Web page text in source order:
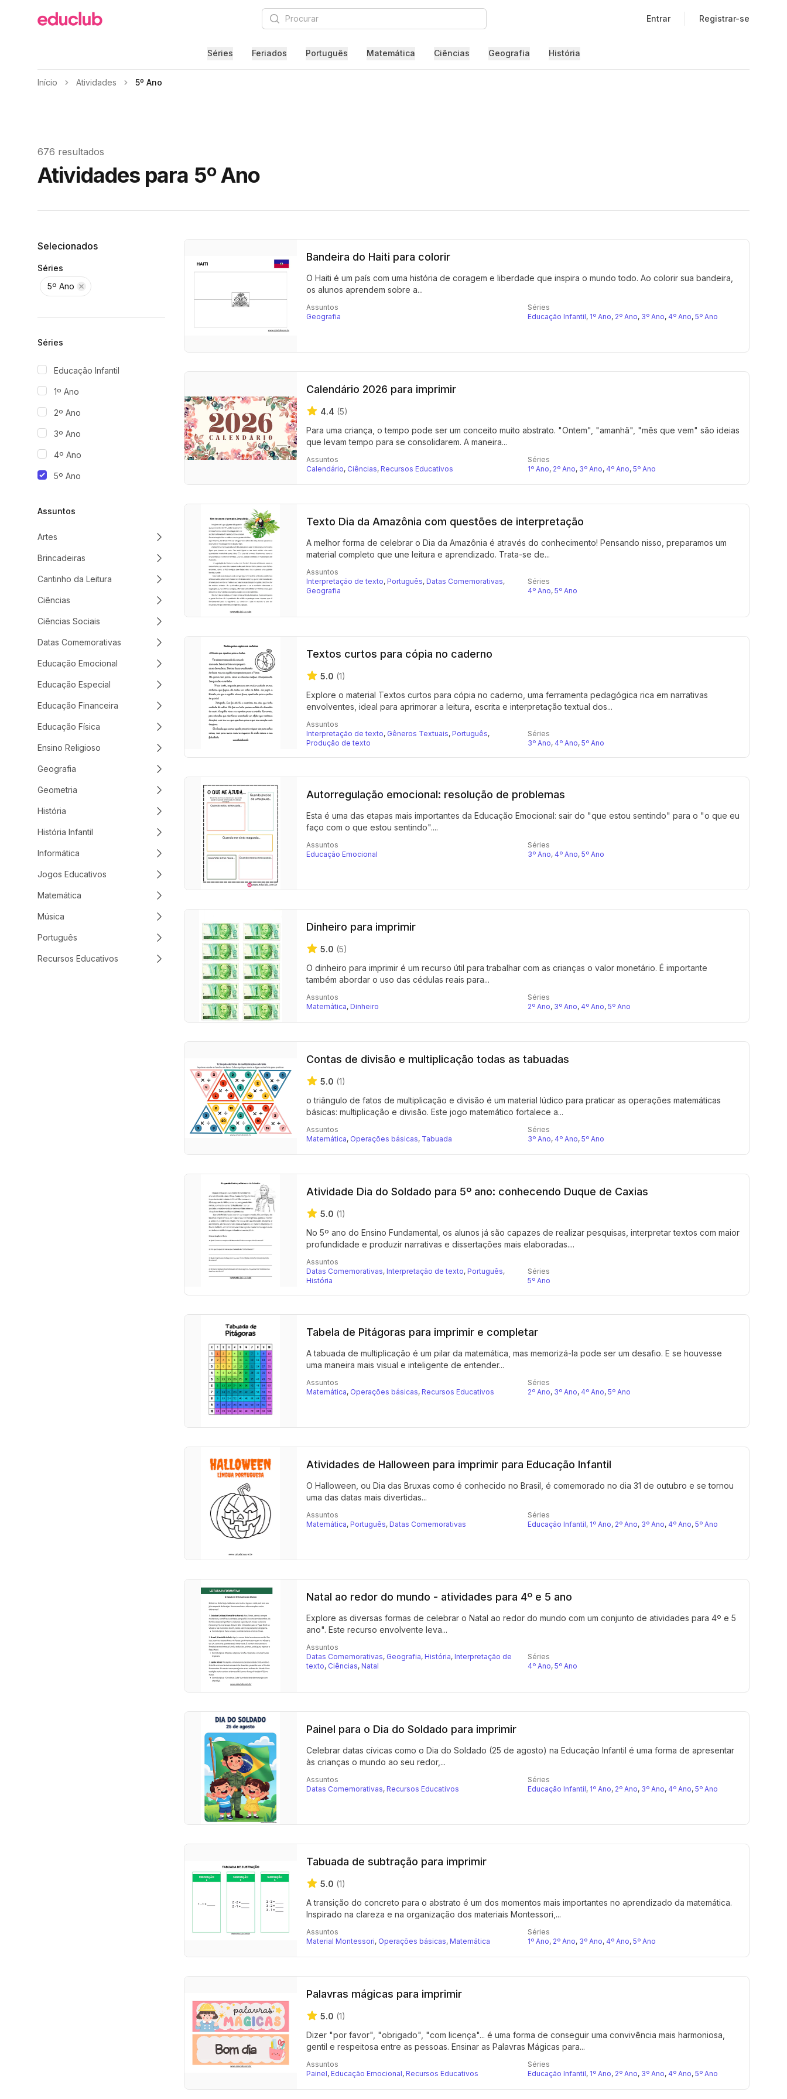
Educlub Procurar Entrar Registrar-se
Séries Feriados Português Matemática Ciências Geografia História
Início Atividades 5º Ano
676 resultados
Atividades para 5º Ano
Filtros
Selecionados
Séries
5º Ano
Séries
Educação Infantil
1º Ano
2º Ano
3º Ano
4º Ano
5º Ano
Assuntos
Artes
Brincadeiras
Cantinho da Leitura
Ciências
Ciências Sociais
Datas Comemorativas
Educação Emocional
Educação Especial
Educação Financeira
Educação Física
Ensino Religioso
Geografia
Geometria
História
História Infantil
Informática
Jogos Educativos
Matemática
Música
Português
Recursos Educativos
Bandeira do Haiti para colorir
O Haiti é um país com uma história de coragem e liberdade que inspira o mundo todo. Ao colorir sua bandeira,
os alunos aprendem sobre a...
Assuntos
Geografia
Séries
Educação Infantil, 1º Ano, 2º Ano, 3º Ano, 4º Ano, 5º Ano
Calendário 2026 para imprimir
4.4 (5)
Para uma criança, o tempo pode ser um conceito muito abstrato. "Ontem", "amanhã", "mês que vem" são ideias
que levam tempo para se consolidarem. A maneira...
Assuntos
Calendário, Ciências, Recursos Educativos
Séries
1º Ano, 2º Ano, 3º Ano, 4º Ano, 5º Ano
Texto Dia da Amazônia com questões de interpretação
A melhor forma de celebrar o Dia da Amazônia é através do conhecimento! Pensando nisso, preparamos um
material completo que une leitura e aprendizado. Trata-se de...
Assuntos
Interpretação de texto, Português, Datas Comemorativas,
Geografia
Séries
4º Ano, 5º Ano
Textos curtos para cópia no caderno
5.0 (1)
Explore o material Textos curtos para cópia no caderno, uma ferramenta pedagógica rica em narrativas
envolventes, ideal para aprimorar a leitura, escrita e interpretação textual dos...
Assuntos
Interpretação de texto, Gêneros Textuais, Português,
Produção de texto
Séries
3º Ano, 4º Ano, 5º Ano
Autorregulação emocional: resolução de problemas
Esta é uma das etapas mais importantes da Educação Emocional: sair do "que estou sentindo" para o "o que eu
faço com o que estou sentindo"....
Assuntos
Educação Emocional
Séries
3º Ano, 4º Ano, 5º Ano
Dinheiro para imprimir
5.0 (5)
O dinheiro para imprimir é um recurso útil para trabalhar com as crianças o valor monetário. É importante
também abordar o uso das cédulas reais para...
Assuntos
Matemática, Dinheiro
Séries
2º Ano, 3º Ano, 4º Ano, 5º Ano
Contas de divisão e multiplicação todas as tabuadas
5.0 (1)
o triângulo de fatos de multiplicação e divisão é um material lúdico para praticar as operações matemáticas
básicas: multiplicação e divisão. Este jogo matemático fortalece a...
Assuntos
Matemática, Operações básicas, Tabuada
Séries
3º Ano, 4º Ano, 5º Ano
Atividade Dia do Soldado para 5º ano: conhecendo Duque de Caxias
5.0 (1)
No 5º ano do Ensino Fundamental, os alunos já são capazes de realizar pesquisas, interpretar textos com maior
profundidade e produzir narrativas e dissertações mais elaboradas....
Assuntos
Datas Comemorativas, Interpretação de texto, Português,
História
Séries
5º Ano
Tabela de Pitágoras para imprimir e completar
A tabuada de multiplicação é um pilar da matemática, mas memorizá-la pode ser um desafio. E se houvesse
uma maneira mais visual e inteligente de entender...
Assuntos
Matemática, Operações básicas, Recursos Educativos
Séries
2º Ano, 3º Ano, 4º Ano, 5º Ano
Atividades de Halloween para imprimir para Educação Infantil
O Halloween, ou Dia das Bruxas como é conhecido no Brasil, é comemorado no dia 31 de outubro e se tornou
uma das datas mais divertidas...
Assuntos
Matemática, Português, Datas Comemorativas
Séries
Educação Infantil, 1º Ano, 2º Ano, 3º Ano, 4º Ano, 5º Ano
Natal ao redor do mundo - atividades para 4º e 5 ano
Explore as diversas formas de celebrar o Natal ao redor do mundo com um conjunto de atividades para 4º e 5
ano". Este recurso envolvente leva...
Assuntos
Datas Comemorativas, Geografia, História, Interpretação de
texto, Ciências, Natal
Séries
4º Ano, 5º Ano
Painel para o Dia do Soldado para imprimir
Celebrar datas cívicas como o Dia do Soldado (25 de agosto) na Educação Infantil é uma forma de apresentar
às crianças o mundo ao seu redor,...
Assuntos
Datas Comemorativas, Recursos Educativos
Séries
Educação Infantil, 1º Ano, 2º Ano, 3º Ano, 4º Ano, 5º Ano
Tabuada de subtração para imprimir
5.0 (1)
A transição do concreto para o abstrato é um dos momentos mais importantes no aprendizado da matemática.
Inspirado na clareza e na organização dos materiais Montessori,...
Assuntos
Material Montessori, Operações básicas, Matemática
Séries
1º Ano, 2º Ano, 3º Ano, 4º Ano, 5º Ano
Palavras mágicas para imprimir
5.0 (1)
Dizer "por favor", "obrigado", "com licença"... é uma forma de conseguir uma convivência mais harmoniosa,
gentil e respeitosa entre as pessoas. Ensinar as Palavras Mágicas para...
Assuntos
Painel, Educação Emocional, Recursos Educativos
Séries
Educação Infantil, 1º Ano, 2º Ano, 3º Ano, 4º Ano, 5º Ano